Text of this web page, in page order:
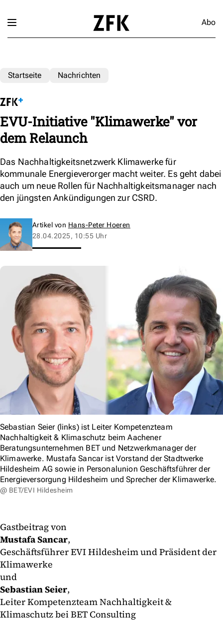
Abo
Startseite Nachrichten
EVU-Initiative "Klimawerke" vor
dem Relaunch
Das Nachhaltigkeitsnetzwerk Klimawerke für
kommunale Energieverorger macht weiter. Es geht dabei
auch um neue Rollen für Nachhaltigkeitsmanager nach
den jüngsten Ankündigungen zur CSRD.
Artikel von Hans-Peter Hoeren
28.04.2025, 10:55 Uhr
Sebastian Seier (links) ist Leiter Kompetenzteam
Nachhaltigkeit & Klimaschutz beim Aachener
Beratungsunternehmen BET und Netzwerkmanager der
Klimawerke. Mustafa Sancar ist Vorstand der Stadtwerke
Hildesheim AG sowie in Personalunion Geschäftsführer der
Energieversorgung Hildesheim und Sprecher der Klimawerke.
@ BET/EVI Hildesheim
Gastbeitrag von
Mustafa Sancar,
Geschäftsführer EVI Hildesheim und Präsident der
Klimawerke
und
Sebastian Seier,
Leiter Kompetenzteam Nachhaltigkeit &
Klimaschutz bei BET Consulting